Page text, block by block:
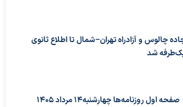
چالوس و آزادراه تهران–شمال تا اطلاع ثانوی
شد
صفحه اول روزنامه‌ها چهارشنبه14 مرداد 1405